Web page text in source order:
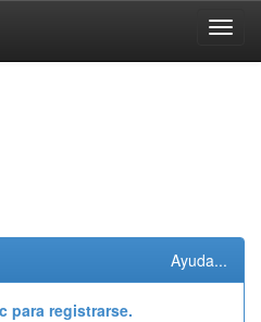
Ayuda...
para registrarse.